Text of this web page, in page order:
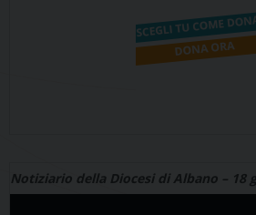
Notiziario della Diocesi di Albano – 18